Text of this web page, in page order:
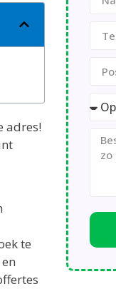
adres!
te